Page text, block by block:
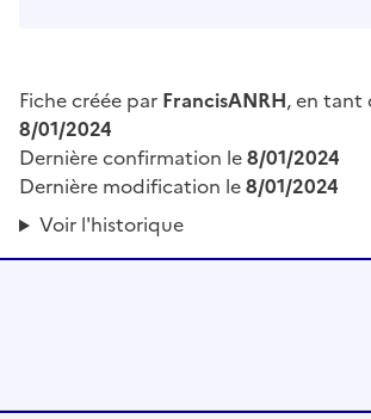
Fiche créée par FrancisANRH, en tant
8/01/2024
Dernière confirmation le8/01/2024
Dernière modification le8/01/2024
Voir l'historique